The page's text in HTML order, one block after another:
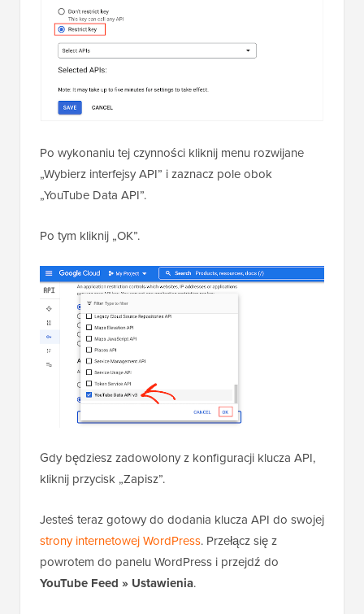
Po wykonaniu tej czynności kliknij menu rozwijane
„Wybierz interfejsy API” i zaznacz pole obok
„YouTube Data API”.
Po tym kliknij „OK”.
Gdy będziesz zadowolony z konfiguracji klucza API,
kliknij przycisk „Zapisz”.
Jesteś teraz gotowy do dodania klucza API do swojej
strony internetowej WordPress. Przełącz się z
powrotem do panelu WordPress i przejdź do
YouTube Feed » Ustawienia.